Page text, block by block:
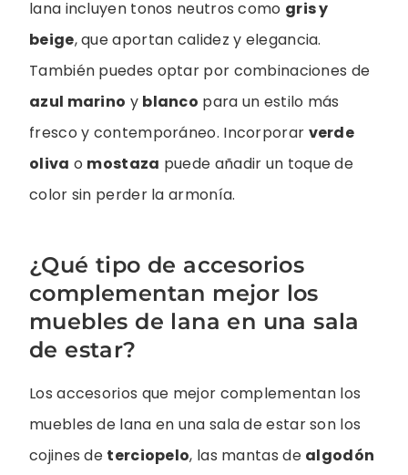
lana incluyen tonos neutros como gris y
beige, que aportan calidez y elegancia.
También puedes optar por combinaciones de
azul marino y blanco para un estilo más
fresco y contemporáneo. Incorporar verde
oliva o mostaza puede añadir un toque de
color sin perder la armonía.
¿Qué tipo de accesorios
complementan mejor los
muebles de lana en una sala
de estar?
Los accesorios que mejor complementan los
muebles de lana en una sala de estar son los
cojines de terciopelo, las mantas de algodón